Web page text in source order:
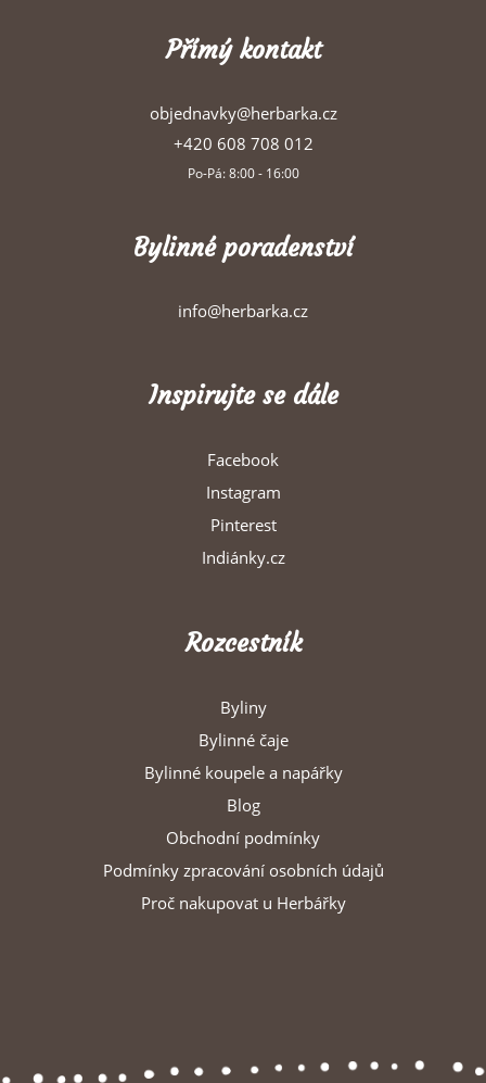
Přímý kontakt
objednavky@herbarka.cz
+420 608 708 012
Po-Pá: 8:00 - 16:00
Bylinné poradenství
info@herbarka.cz
Inspirujte se dále
Facebook
Instagram
Pinterest
Indiánky.cz
Rozcestník
Byliny
Bylinné čaje
Bylinné koupele a napářky
Blog
Obchodní podmínky
Podmínky zpracování osobních údajů
Proč nakupovat u Herbářky